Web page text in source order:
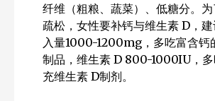
纤维（粗粮、蔬菜）、低糖分。
疏松，女性要补钙与维生素 D，
入量1000-1200mg，多吃富含钙
制品，维生素 D 800-1000IU，
充维生素 D制剂。